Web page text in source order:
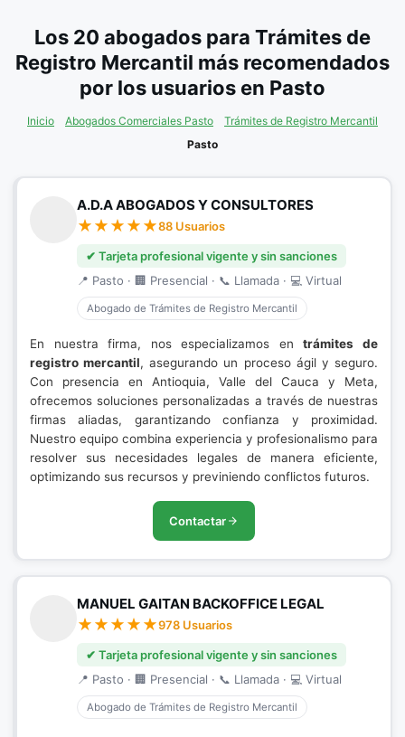
Los 20 abogados para Trámites de
Registro Mercantil más recomendados
por los usuarios en Pasto
Inicio Abogados Comerciales Pasto
Trámites de Registro Mercantil
Pasto
A.D.A ABOGADOS Y CONSULTORES
88 Usuarios
✔ Tarjeta profesional vigente y sin sanciones
📍 Pasto · 🏢 Presencial · 📞 Llamada · 💻 Virtual
Abogado de Trámites de Registro Mercantil
En nuestra firma, nos especializamos entrámites de
registro mercantil, asegurando un proceso ágil y seguro.
Con presencia en Antioquia, Valle del Cauca y Meta,
ofrecemos soluciones personalizadas a través de nuestras
firmas aliadas, garantizando confianza y proximidad.
Nuestro equipo combina experiencia y profesionalismo para
resolver sus necesidades legales de manera eficiente,
optimizando sus recursos y previniendo conflictos futuros.
Contactar
MANUEL GAITAN BACKOFFICE LEGAL
978 Usuarios
✔ Tarjeta profesional vigente y sin sanciones
📍 Pasto · 🏢 Presencial · 📞 Llamada · 💻 Virtual
Abogado de Trámites de Registro Mercantil